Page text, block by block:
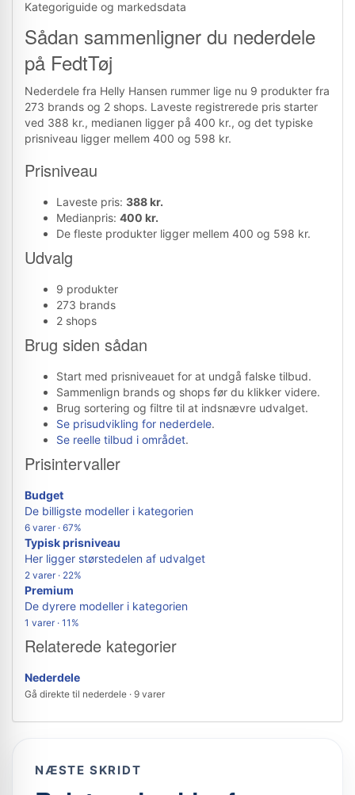
Kategoriguide og markedsdata
Sådan sammenligner du nederdele
på FedtTøj
Nederdele fra Helly Hansen rummer lige nu 9 produkter fra
273 brands og 2 shops. Laveste registrerede pris starter
ved 388 kr., medianen ligger på 400 kr., og det typiske
prisniveau ligger mellem 400 og 598 kr.
Prisniveau
Laveste pris: 388 kr.
Medianpris: 400 kr.
De fleste produkter ligger mellem 400 og 598 kr.
Udvalg
9 produkter
273 brands
2 shops
Brug siden sådan
Start med prisniveauet for at undgå falske tilbud.
Sammenlign brands og shops før du klikker videre.
Brug sortering og filtre til at indsnævre udvalget.
Se prisudvikling for nederdele.
Se reelle tilbud i området.
Prisintervaller
Budget
De billigste modeller i kategorien
6 varer · 67%
Typisk prisniveau
Her ligger størstedelen af udvalget
2 varer · 22%
Premium
De dyrere modeller i kategorien
1 varer · 11%
Relaterede kategorier
Nederdele
Gå direkte til nederdele · 9 varer
NÆSTE SKRIDT